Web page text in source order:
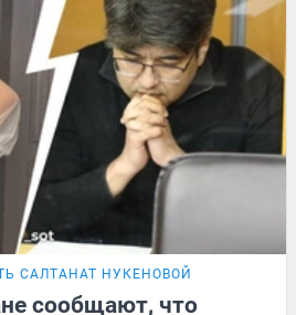
САЛТАНАТ НУКЕНОВОЙ
сообщают, что